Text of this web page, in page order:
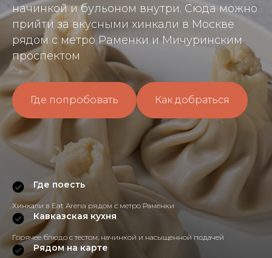
начинкой и бульоном внутри. Сюда можно
прийти за вкусными хинкали в Москве
рядом с метро Раменки и Мичуринским
проспектом
Где попробовать Как добраться
Где поесть
Хинкали в Eat Arena рядом с метро Раменки
Кавказская кухня
Горячее блюдо с тестом, начинкой и насыщенной подачей
Рядом на карте